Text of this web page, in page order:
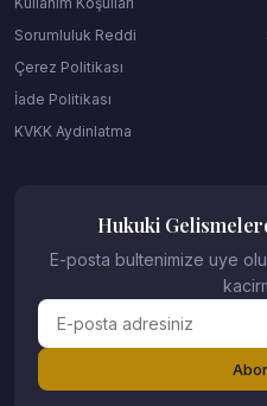
Sorumluluk Reddi
Çerez Politikası
İade Politikası
KVKK Aydinlatma
Hukuki
E-posta bultenimize uye